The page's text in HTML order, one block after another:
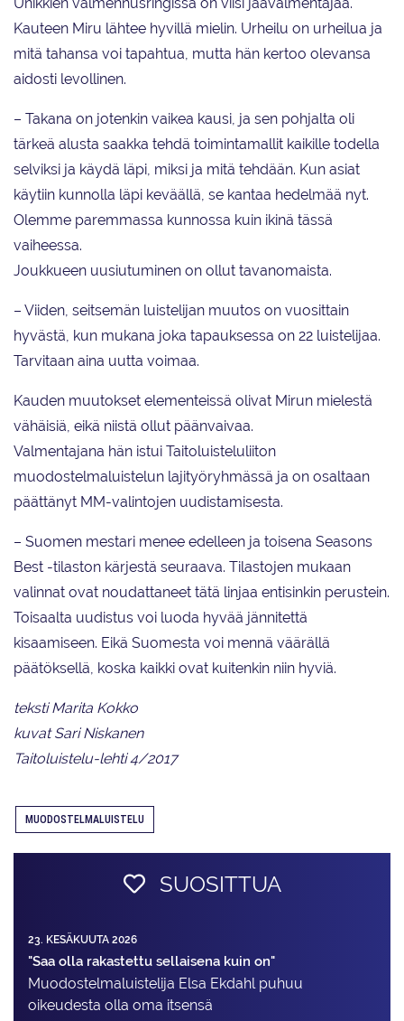
Kauteen Miru lähtee hyvillä mielin. Urheilu on urheilua ja
mitä tahansa voi tapahtua, mutta hän kertoo olevansa
aidosti levollinen.
– Takana on jotenkin vaikea kausi, ja sen pohjalta oli
tärkeä alusta saakka tehdä toimintamallit kaikille todella
selviksi ja käydä läpi, miksi ja mitä tehdään. Kun asiat
käytiin kunnolla läpi keväällä, se kantaa hedelmää nyt.
Olemme paremmassa kunnossa kuin ikinä tässä
vaiheessa.
Joukkueen uusiutuminen on ollut tavanomaista.
– Viiden, seitsemän luistelijan muutos on vuosittain
hyvästä, kun mukana joka tapauksessa on 22 luistelijaa.
Tarvitaan aina uutta voimaa.
Kauden muutokset elementeissä olivat Mirun mielestä
vähäisiä, eikä niistä ollut päänvaivaa.
Valmentajana hän istui Taitoluisteluliiton
muodostelmaluistelun lajityöryhmässä ja on osaltaan
päättänyt MM-valintojen uudistamisesta.
– Suomen mestari menee edelleen ja toisena Seasons
Best -tilaston kärjestä seuraava. Tilastojen mukaan
valinnat ovat noudattaneet tätä linjaa entisinkin perustein.
Toisaalta uudistus voi luoda hyvää jännitettä
kisaamiseen. Eikä Suomesta voi mennä väärällä
päätöksellä, koska kaikki ovat kuitenkin niin hyviä.
teksti Marita Kokko
kuvat Sari Niskanen
Taitoluistelu-lehti 4/2017
MUODOSTELMALUISTELU
SUOSITTUA
23. KESÄKUUTA 2026
"Saa olla rakastettu sellaisena kuin on"
Muodostelma­luistelija Elsa Ekdahl puhuu
oikeudesta olla oma itsensä